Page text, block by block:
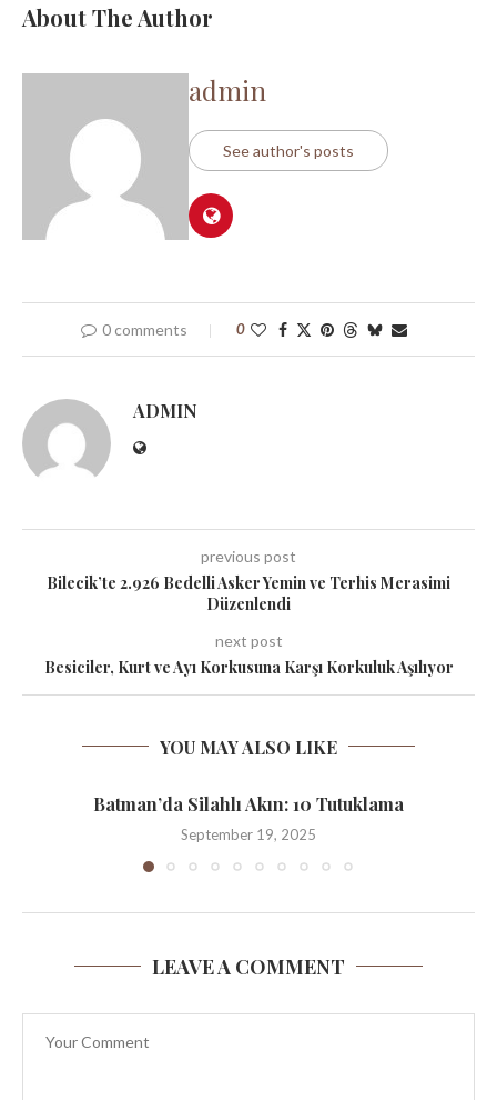
About The Author
admin
See author's posts
0 comments 0
ADMIN
previous post
Bilecik’te 2.926 Bedelli Asker Yemin ve Terhis Merasimi
Düzenlendi
next post
Besiciler, Kurt ve Ayı Korkusuna Karşı Korkuluk Aşılıyor
YOU MAY ALSO LIKE
Batman’da Silahlı Akın: 10 Tutuklama
September 19, 2025
LEAVE A COMMENT